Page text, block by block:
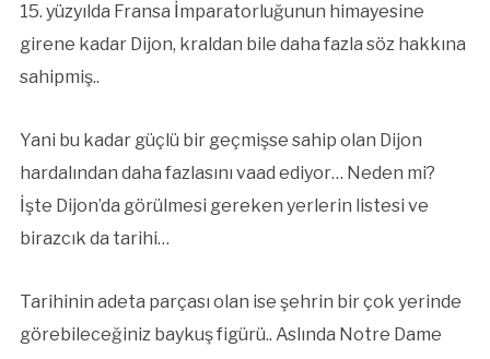
15. yüzyılda Fransa İmparatorluğunun himayesine
girene kadar Dijon, kraldan bile daha fazla söz hakkına
sahipmiş..
Yani bu kadar güçlü bir geçmişse sahip olan Dijon
hardalından daha fazlasını vaad ediyor… Neden mi?
İşte Dijon’da görülmesi gereken yerlerin listesi ve
birazcık da tarihi…
Tarihinin adeta parçası olan ise şehrin bir çok yerinde
görebileceğiniz baykuş figürü.. Aslında Notre Dame